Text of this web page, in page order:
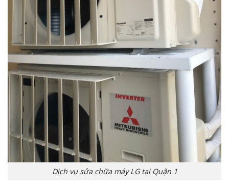
Dịch vụ sửa chữa máy LG tại Quận 1